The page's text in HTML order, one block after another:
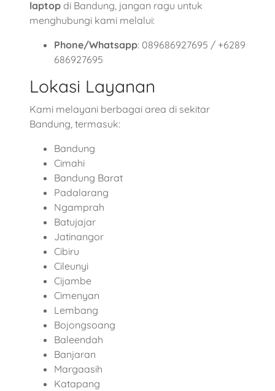
laptop di Bandung, jangan ragu untuk
menghubungi kami melalui:
Phone/Whatsapp: 089686927695 / +6289
686927695
Lokasi Layanan
Kami melayani berbagai area di sekitar
Bandung, termasuk:
Bandung
Cimahi
Bandung Barat
Padalarang
Ngamprah
Batujajar
Jatinangor
Cibiru
Cileunyi
Cijambe
Cimenyan
Lembang
Bojongsoang
Baleendah
Banjaran
Margaasih
Katapang